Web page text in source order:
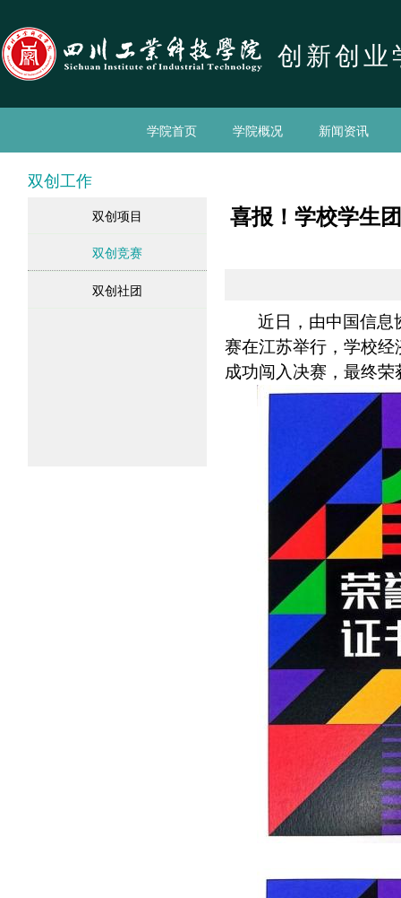
创新创业
学院首页 学院概况 新闻资讯
双创工作
双创项目
双创竞赛
双创社团
喜报！学校学生
近日，由中国信息
赛在江苏举行，学校经
成功闯入决赛，最终